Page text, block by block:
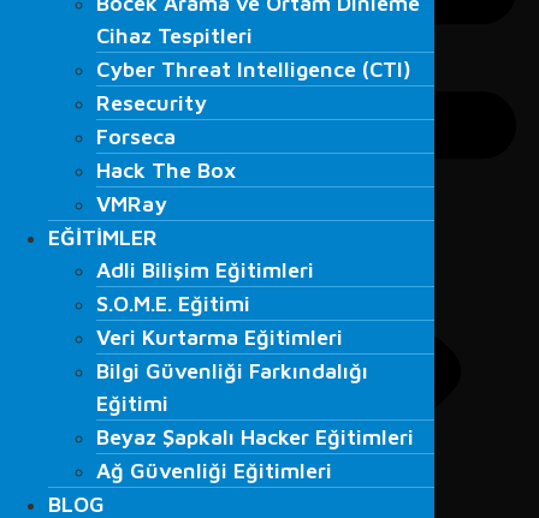
Cihaz Tespitleri
Cyber Threat Intelligence (CTI)
Resecurity
Forseca
Hack The Box
VMRay
EĞİTİMLER
Adli Bilişim Eğitimleri
S.O.M.E. Eğitimi
Veri Kurtarma Eğitimleri
Bilgi Güvenliği Farkındalığı
Eğitimi
Beyaz Şapkalı Hacker Eğitimleri
Ağ Güvenliği Eğitimleri
BLOG
Cihaz Tespitleri
Cyber Threat Intelligence (CTI)
Resecurity
Forseca
Hack The Box
VMRay
EĞİTİMLER
Adli Bilişim Eğitimleri
S.O.M.E. Eğitimi
Veri Kurtarma Eğitimleri
Bilgi Güvenliği Farkındalığı
Eğitimi
Beyaz Şapkalı Hacker Eğitimleri
Ağ Güvenliği Eğitimleri
BLOG